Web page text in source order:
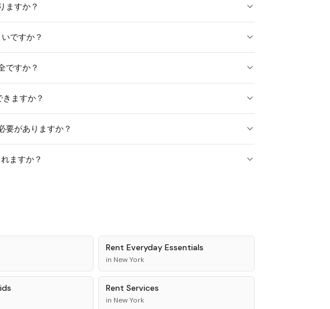
ますか？
ですか？
ですか？
ますか？
要がありますか？
ますか？
Rent Everyday Essentials
in New York
Rent Services
in New York